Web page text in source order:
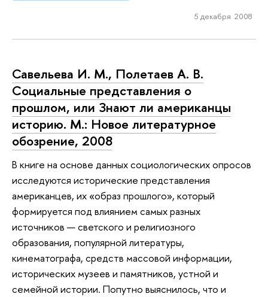
5 декабря 2008
Савельева И. М., Полетаев А. В.
Социальные представления о
прошлом, или Знают ли американцы
историю. М.: Новое литературное
обозрение, 2008
В книге на основе данных социологических опросов
исследуются исторические представления
американцев, их «образ прошлого», который
формируется под влиянием самых разных
источников — светского и религиозного
образования, популярной литературы,
кинематографа, средств массовой информации,
исторических музеев и памятников, устной и
семейной истории. Попутно выяснилось, что и